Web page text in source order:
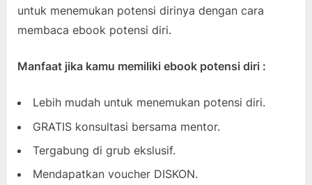
untuk menemukan potensi dirinya dengan cara
membaca ebook potensi diri.
Manfaat jika kamu memiliki ebook potensi diri :
Lebih mudah untuk menemukan potensi diri.
GRATIS konsultasi bersama mentor.
Tergabung di grub ekslusif.
Mendapatkan voucher DISKON.